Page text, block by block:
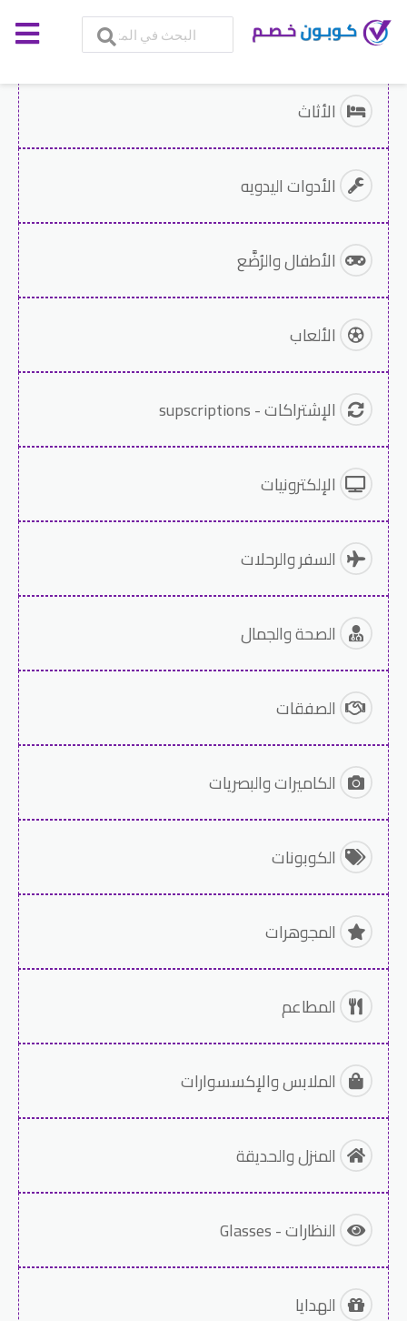
الأثاث
الأدوات اليدويه
الأطفال والرُضَّع
الألعاب
الإشتراكات - supscriptions
الإلكترونيات
السفر والرحلات
الصحة والجمال
الصفقات
الكاميرات والبصريات
الكوبونات
المجوهرات
المطاعم
الملابس والإكسسوارات
المنزل والحديقة
النظارات - Glasses
الهدايا